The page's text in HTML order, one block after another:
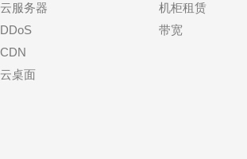
云服务器
DDoS
CDN
云桌面
机柜租赁
带宽